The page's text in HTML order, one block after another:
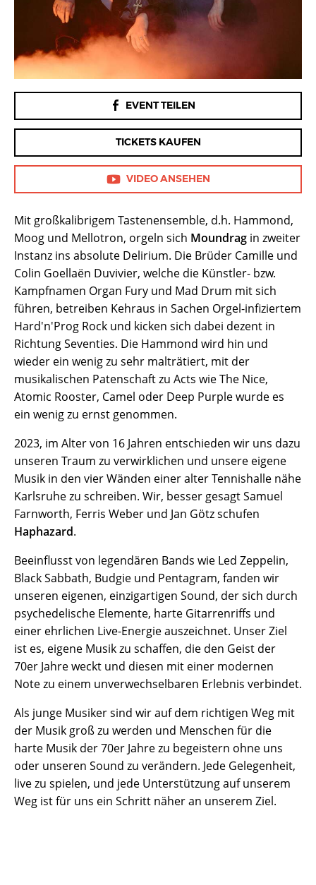
FACEBOOK
EVENT TEILEN
TICKETS KAUFEN
VIDEO ANSEHEN
Mit großkalibrigem Tastenensemble, d.h. Hammond,
Moog und Mellotron, orgeln sich Moundrag in zweiter
Instanz ins absolute Delirium. Die Brüder Camille und
Colin Goellaën Duvivier, welche die Künstler- bzw.
Kampfnamen Organ Fury und Mad Drum mit sich
führen, betreiben Kehraus in Sachen Orgel-infiziertem
Hard'n'Prog Rock und kicken sich dabei dezent in
Richtung Seventies. Die Hammond wird hin und
wieder ein wenig zu sehr malträtiert, mit der
musikalischen Patenschaft zu Acts wie The Nice,
Atomic Rooster, Camel oder Deep Purple wurde es
ein wenig zu ernst genommen.
2023, im Alter von 16 Jahren entschieden wir uns dazu
unseren Traum zu verwirklichen und unsere eigene
Musik in den vier Wänden einer alter Tennishalle nähe
Karlsruhe zu schreiben. Wir, besser gesagt Samuel
Farnworth, Ferris Weber und Jan Götz schufen
Haphazard.
Beeinflusst von legendären Bands wie Led Zeppelin,
Black Sabbath, Budgie und Pentagram, fanden wir
unseren eigenen, einzigartigen Sound, der sich durch
psychedelische Elemente, harte Gitarrenriffs und
einer ehrlichen Live-Energie auszeichnet. Unser Ziel
ist es, eigene Musik zu schaffen, die den Geist der
70er Jahre weckt und diesen mit einer modernen
Note zu einem unverwechselbaren Erlebnis verbindet.
Als junge Musiker sind wir auf dem richtigen Weg mit
der Musik groß zu werden und Menschen für die
harte Musik der 70er Jahre zu begeistern ohne uns
oder unseren Sound zu verändern. Jede Gelegenheit,
live zu spielen, und jede Unterstützung auf unserem
Weg ist für uns ein Schritt näher an unserem Ziel.